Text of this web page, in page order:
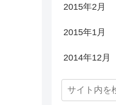
2015年2月
2015年1月
2014年12月